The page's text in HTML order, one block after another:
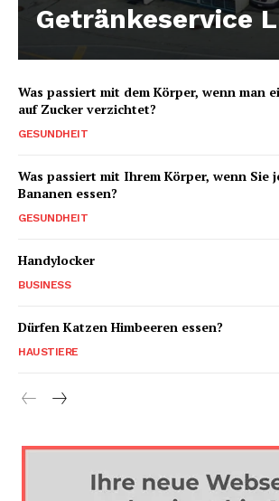
Getränkeservice
Was passiert mit dem Körper, wenn man
auf Zucker verzichtet?
GESUNDHEIT
Was passiert mit Ihrem Körper, wenn Sie
Bananen essen?
GESUNDHEIT
Handylocker
BUSINESS
Dürfen Katzen Himbeeren essen?
HAUSTIERE